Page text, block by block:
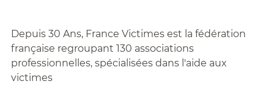
Depuis 30 Ans, France Victimes est la fédération
française regroupant 130 associations
professionnelles, spécialisées dans l'aide aux
victimes